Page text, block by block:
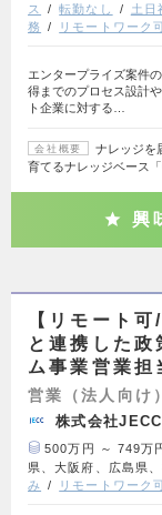
ス
転勤なし 土日
務
リモートワーク
エンタープライズ案件
得までのプロセス設計
ト企業に対する…
会社概要
ナレッジを
育てるナレッジベース
興
【リモート
と連携した
ム事業営業担
営業（法人向け）
株式会社JECC
500万円 ～ 749万
県、大阪府、広島県
み
リモートワーク